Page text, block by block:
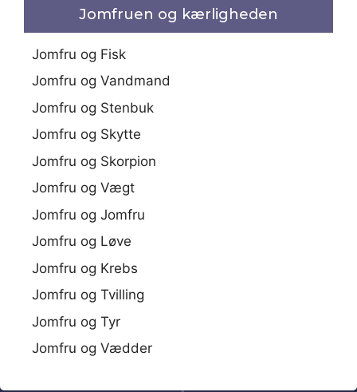
Jomfruen og kærligheden
Jomfru og Fisk
Jomfru og Vandmand
Jomfru og Stenbuk
Jomfru og Skytte
Jomfru og Skorpion
Jomfru og Vægt
Jomfru og Jomfru
Jomfru og Løve
Jomfru og Krebs
Jomfru og Tvilling
Jomfru og Tyr
Jomfru og Vædder